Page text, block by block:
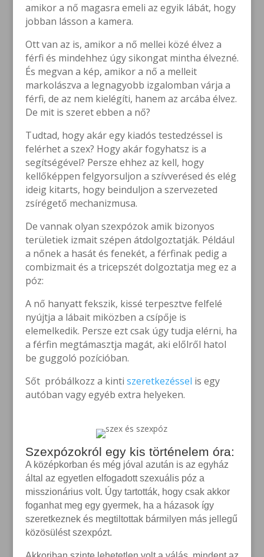
amikor a nő magasra emeli az egyik lábát, hogy
jobban lásson a kamera.
Ott van az is, amikor a nő mellei közé élvez a
férfi és mindehhez úgy sikongat mintha élvezné.
És megvan a kép, amikor a nő a melleit
markolászva a legnagyobb izgalomban várja a
férfi, de az nem kielégíti, hanem az arcába élvez.
De mit is szeret ebben a nő?
Tudtad, hogy akár egy kiadós testedzéssel is
felérhet a szex? Hogy akár fogyhatsz is a
segítségével? Persze ehhez az kell, hogy
kellőképpen felgyorsuljon a szívverésed és elég
ideig kitarts, hogy beinduljon a szervezeted
zsírégető mechanizmusa.
De vannak olyan szexpózok amik bizonyos
területiek izmait szépen átdolgoztatják. Például
a nőnek a hasát és fenekét, a férfinak pedig a
combizmait és a tricepszét dolgoztatja meg ez a
póz:
A nő hanyatt fekszik, kissé terpesztve felfelé
nyújtja a lábait miközben a csípője is
elemelkedik. Persze ezt csak úgy tudja elérni, ha
a férfin megtámasztja magát, aki előlről hatol
be guggoló pozícióban.
Sőt próbálkozz a kinti szeretkezéssel is egy
autóban vagy egyéb extra helyeken.
Szexpózokról egy kis történelem óra:
A középkorban és még jóval azután is az egyház
által az egyetlen elfogadott szexuális póz a
misszionárius volt. Úgy tartották, hogy csak akkor
foganhat meg egy gyermek, ha a házasok így
szeretkeznek és megtiltottak bármilyen más jellegű
közösülést szexpózt.